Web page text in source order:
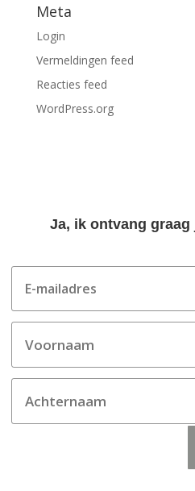
Meta
Login
Vermeldingen feed
Reacties feed
WordPress.org
Ja, ik ontvang